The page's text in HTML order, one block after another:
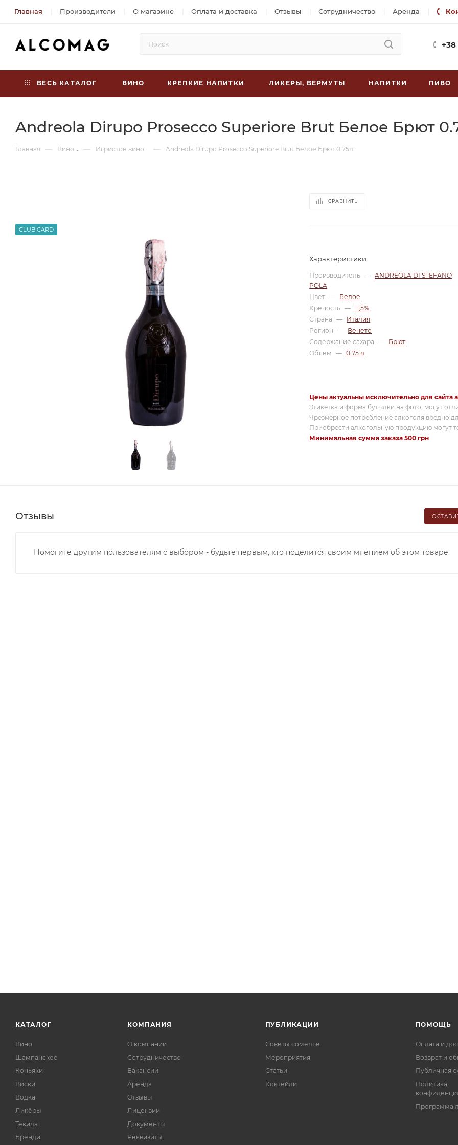
Главная Производители О магазине Оплата и доставка Отзывы Сотрудничество Аренда
ВЕСЬ КАТАЛОГ ВИНО КРЕПКИЕ НАПИТКИ ЛИКЕРЫ, ВЕРМУТЫ НАПИТКИ ПИВО
Andreola Dirupo Prosecco Superiore Brut Белое Брют
Главная — Вино — Игристое вино — Andreola Dirupo Prosecco Superiore Brut Белое Брют 0.75л
CLUB CARD
СРАВНИТЬ
Характеристики
Производитель — ANDREOLA DI STEFANO
POLA
Цвет — Белое
Крепость — 11,5%
Страна
— Италия
Регион
— Венето
Содержание сахара
— Брют
Объем
— 0.75 л
Цены актуальны исключительно для сайта
Этикетка и форма бутылки на фото, могут
Чрезмерное потребление алкоголя вредно
Приобрести алкогольную продукцию могут
Минимальная сумма заказа 500 грн
Отзывы
Помогите другим пользователям с выбором - будьте первым, кто поделится своим мнением об этом товаре
КАТАЛОГ
Вино
Шампанское
Коньяки
Виски
Водка
Ликёры
Текила
Бренди
КОМПАНИЯ
О компании
Сотрудничество
Вакансии
Аренда
Отзывы
Лицензии
Документы
Реквизиты
ПУБЛИКАЦИИ
Советы сомелье
Мероприятия
Статьи
Коктейли
ПОМОЩЬ
Оплата и
Возврат и
Публичная
Политика
Программа